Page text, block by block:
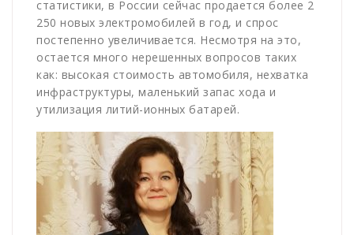
статистики, в России сейчас продается более 2
250 новых электромобилей в год, и спрос
постепенно увеличивается. Несмотря на это,
остается много нерешенных вопросов таких
как: высокая стоимость автомобиля, нехватка
инфраструктуры, маленький запас хода и
утилизация литий-ионных батарей.